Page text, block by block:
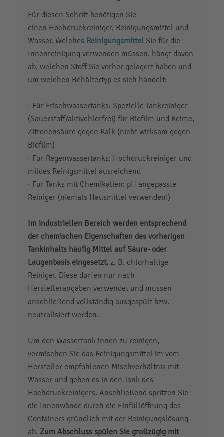
Für diesen Schritt benötigen Sie
einen Hochdruckreiniger, Reinigungsmittel und
Wasser. Welches Reinigungsmittel Sie für die
Innenreinigung verwenden müssen, hängt davon
ab, welchen Stoff Sie vorher gelagert haben und
um welchen Behältertyp es sich handelt:
· Für Frischwassertanks: Spezielle Tankreiniger
(Sauerstoff/aktivchlorfrei) für Biofilm und Keime,
Zitronensäure gegen Kalk (nicht wirksam gegen
Biofilm)
· Für Regenwassertanks: Hochdruckreiniger und
mildes Reinigsmittel ausreichend
· Für Tanks mit Chemikalien: pH angepasste
Reiniger (niemals Hausmittel verwenden!)
Im industriellen Bereich werden entsprechend
der chemischen Eigenschaften des vorherigen
Tankinhalts häufig Mittel auf Säure- oder
Laugenbasis eingesetzt, z. B. chlorhaltige
Reiniger. Diese dürfen nur nach
Herstellerangaben verwendet und müssen
anschließend vollständig ausgespült bzw.
neutralisiert werden.
Um den Wassertank innen zu reinigen,
vermischen Sie das Reinigungsmittel im vom
Hersteller empfohlenen Mischverhältnis mit
Wasser und geben es in den Tank des
Hochdruckreinigers. Anschließend spritzen Sie
die Innenwände durch die Einfüllöffnung des
Containers gründlich mit der Reinigungslösung
ab. Zum Abschluss spülen Sie großzügig mit